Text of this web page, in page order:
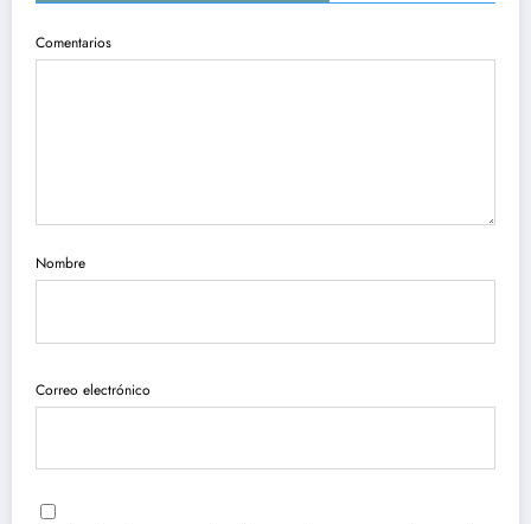
Comentarios
Nombre
Correo electrónico